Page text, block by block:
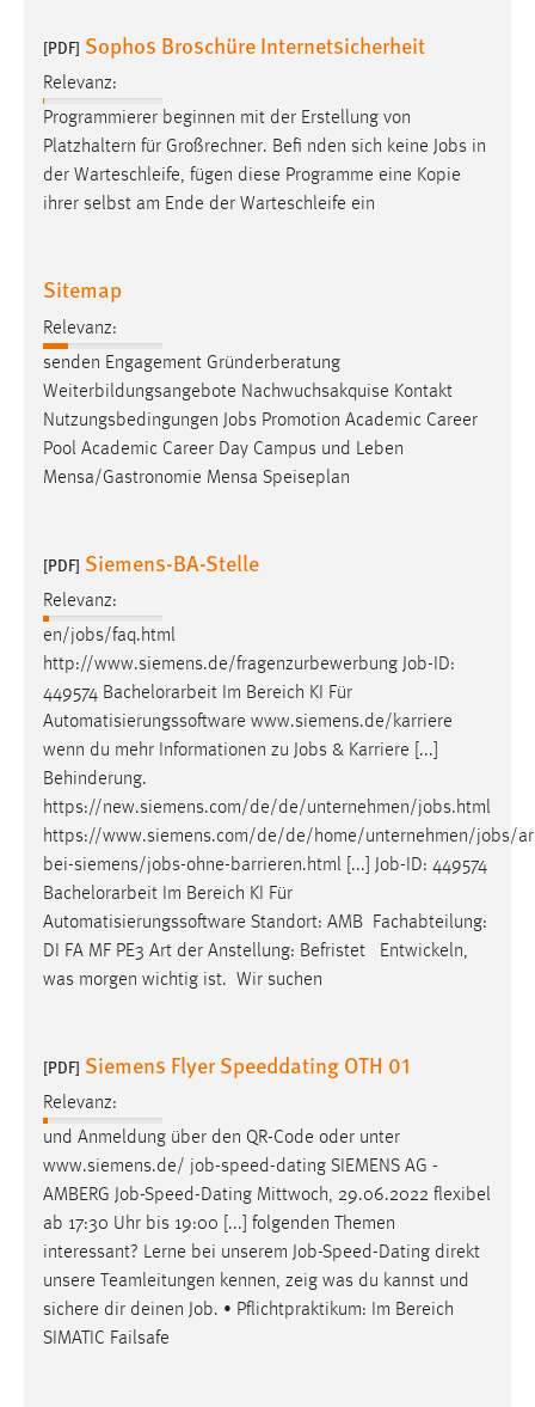
[PDF] Sophos Broschüre Internetsicherheit
Relevanz:
Programmierer beginnen mit der Erstellung von
Platzhaltern für Großrechner. Befi nden sich keine Jobs in
der Warteschleife, fügen diese Programme eine Kopie
ihrer selbst am Ende der Warteschleife ein
Sitemap
Relevanz:
senden Engagement Gründerberatung
Weiterbildungsangebote Nachwuchsakquise Kontakt
Nutzungsbedingungen Jobs Promotion Academic Career
Pool Academic Career Day Campus und Leben
Mensa/Gastronomie Mensa Speiseplan
[PDF] Siemens-BA-Stelle
Relevanz:
en/jobs/faq.html
http://www.siemens.de/fragenzurbewerbung Job-ID:
449574 Bachelorarbeit Im Bereich KI Für
Automatisierungssoftware www.siemens.de/karriere
wenn du mehr Informationen zu Jobs & Karriere [...]
Behinderung.
https://new.siemens.com/de/de/unternehmen/jobs.html
https://www.siemens.com/de/de/home/unternehmen/jobs/
bei-siemens/jobs-ohne-barrieren.html [...] Job-ID: 449574
Bachelorarbeit Im Bereich KI Für
Automatisierungssoftware Standort: AMB Fachabteilung:
DI FA MF PE3 Art der Anstellung: Befristet Entwickeln,
was morgen wichtig ist. Wir suchen
[PDF] Siemens Flyer Speeddating OTH 01
Relevanz:
und Anmeldung über den QR-Code oder unter
www.siemens.de/ job-speed-dating SIEMENS AG -
AMBERG Job-Speed-Dating Mittwoch, 29.06.2022 flexibel
ab 17:30 Uhr bis 19:00 [...] folgenden Themen
interessant? Lerne bei unserem Job-Speed-Dating direkt
unsere Teamleitungen kennen, zeig was du kannst und
sichere dir deinen Job. • Pflichtpraktikum: Im Bereich
SIMATIC Failsafe